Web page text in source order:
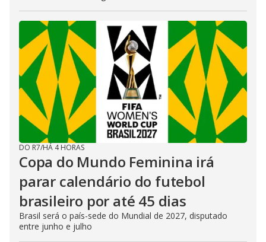
DO R7/HÁ 4 HORAS
Copa do Mundo Feminina irá
parar calendário do futebol
brasileiro por até 45 dias
Brasil será o país-sede do Mundial de 2027, disputado
entre junho e julho